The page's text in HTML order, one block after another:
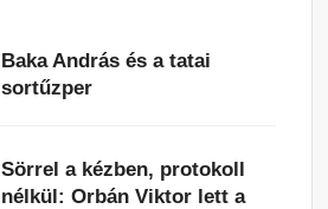
Baka András és a tatai
sortűzper
Sörrel a kézben, protokoll
nélkül: Orbán Viktor lett a